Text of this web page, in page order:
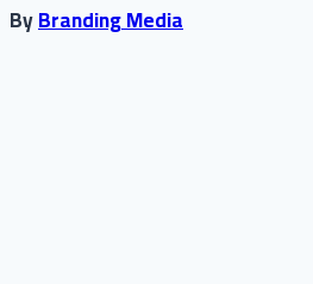
ByBranding Media